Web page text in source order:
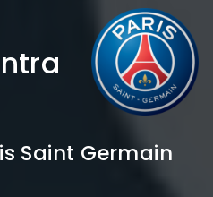
Saint Germain